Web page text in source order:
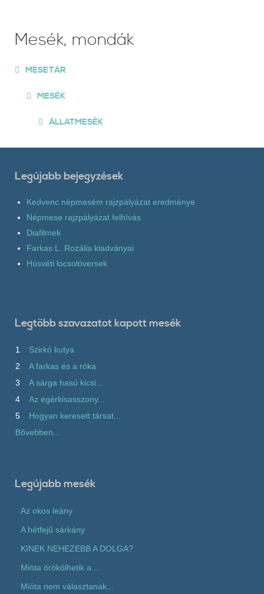
Mesék, mondák
MESETÁR
MESÉK
ÁLLATMESÉK
Legújabb bejegyzések
Kedvenc népmesém rajzpályázat eredménye
Népmese rajzpályázat felhívás
Diafilmek
Farkas L. Rozália kiadványai
Húsvéti locsolóversek
Legtöbb szavazatot kapott mesék
1
Szirkó kutya
2
A farkas és a róka
3
A sárga hasú kicsi...
4
Az egérkisasszony...
5
Hogyan keresett társat...
Bővebben...
Legújabb mesék
Az okos leány
A hétfejű sárkány
KINEK NEHEZEBB A DOLGA?
Mióta örökölhetik a...
Mióta nem választanak...